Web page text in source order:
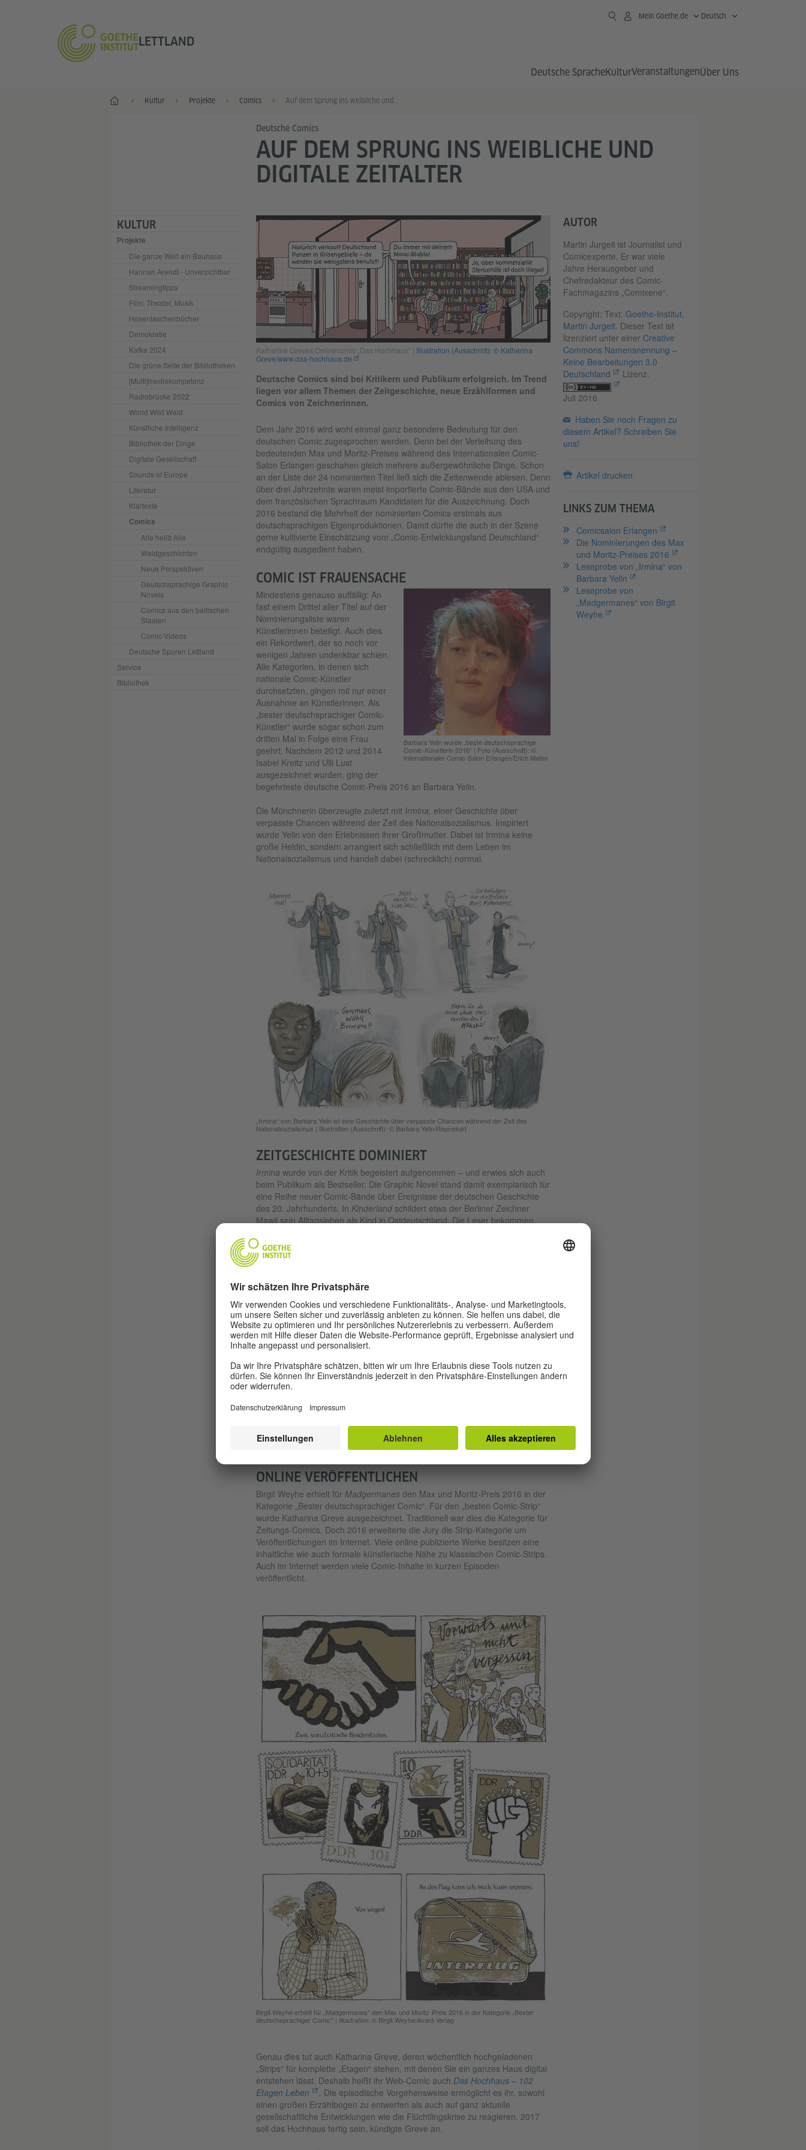
LETTLAND
Mein Goethe.de Deutsch
Deutsche SpracheKulturVeranstaltungenÜber Uns
Start Kultur Projekte Comics Auf dem Sprung ins weibliche und digitale Zeitalter
KULTUR
Projekte
Die ganze Welt ein Bauhaus
Hannah Arendt - Unverzichtbar
Streamingtipps
Film, Theater, Musik
Hosentaschenbücher
Demokratie
Kafka 2024
Die grüne Seite der Bibliotheken
[Multi]mediakompetenz
Radiobrücke 2022
World Wild Wald
Künstliche Intelligenz
Bibliothek der Dinge
Digitale Gesellschaft
Sounds of Europe
Literatur
Klartexte
Comics
Alle heißt Alle
Waldgeschichten
Neue Perspektiven
Deutschsprachige Graphic
Novels
Comics aus den baltischen
Staaten
Comic-Videos
Deutsche Spuren Lettland
Service
Bibliothek
Deutsche Comics
AUF DEM SPRUNG INS WEIBLICHE UND
DIGITALE ZEITALTER
Katharina Greves Onlinecomic „Das Hochhaus“ | Illustration (Ausschnitt): © Katharina
Greve/www.das-hochhaus.de
Deutsche Comics sind bei Kritikern und Publikum erfolgreich. Im Trend
liegen vor allem Themen der Zeitgeschichte, neue Erzählformen und
Comics von Zeichnerinnen.
Dem Jahr 2016 wird wohl einmal ganz besondere Bedeutung für den
deutschen Comic zugesprochen werden. Denn bei der Verleihung des
bedeutenden Max und Moritz-Preises während des Internationalen Comic-
Salon Erlangen geschahen gleich mehrere außergewöhnliche Dinge. Schon
an der Liste der 24 nominierten Titel ließ sich die Zeitenwende ablesen. Denn
über drei Jahrzehnte waren meist importierte Comic-Bände aus den USA und
dem französischen Sprachraum Kandidaten für die Auszeichnung. Doch
2016 bestand die Mehrheit der nominierten Comics erstmals aus
deutschsprachigen Eigenproduktionen. Damit dürfte die auch in der Szene
gerne kultivierte Einschätzung vom „Comic-Entwicklungsland Deutschland“
endgültig ausgedient haben.
COMIC IST FRAUENSACHE
Barbara Yelin wurde „beste deutschsprachige
Comic-Künstlerin 2016“ | Foto (Ausschnitt): ©
Internationaler Comic-Salon Erlangen/Erich Malter
Mindestens genauso auffällig: An
fast einem Drittel aller Titel auf der
Nominierungsliste waren
Künstlerinnen beteiligt. Auch dies
ein Rekordwert, der so noch vor
wenigen Jahren undenkbar schien.
Alle Kategorien, in denen sich
nationale Comic-Künstler
durchsetzten, gingen mit nur einer
Ausnahme an Künstlerinnen. Als
„bester deutschsprachiger Comic-
Künstler“ wurde sogar schon zum
dritten Mal in Folge eine Frau
geehrt. Nachdem 2012 und 2014
Isabel Kreitz und Ulli Lust
ausgezeichnet wurden, ging der
begehrteste deutsche Comic-Preis 2016 an Barbara Yelin.
Die Münchnerin überzeugte zuletzt mit Irmina, einer Geschichte über
verpasste Chancen während der Zeit des Nationalsozialismus. Inspiriert
wurde Yelin von den Erlebnissen ihrer Großmutter. Dabei ist Irmina keine
große Heldin, sondern arrangiert sich schließlich mit dem Leben im
Nationalsozialismus und handelt dabei (schrecklich) normal.
„Irmina“ von Barbara Yelin ist eine Geschichte über verpasste Chancen während der Zeit des
Nationalsozialismus | Illustration (Ausschnitt): © Barbara Yelin/Reprodukt
ZEITGESCHICHTE DOMINIERT
Irmina wurde von der Kritik begeistert aufgenommen – und erwies sich auch
beim Publikum als Bestseller. Die Graphic Novel stand damit exemplarisch für
eine Reihe neuer Comic-Bände über Ereignisse der deutschen Geschichte
des 20. Jahrhunderts. In Kinderlandschildert etwa der Berliner Zeichner
Mawil sein Alltagsleben als Kind in Ostdeutschland. Die Leser bekommen
Mauerfalls.
Madgermanes nennen sich die in
Mosambik angeworbenen Arbeiter,
die in den 1970er-Jahren in die
DDR kamen, aber nach 1990 nicht
durften. Zurück in Afrika fühlten
sich viele der mehreren
Lohnes betrogen. Ein Unrecht, auf
das jetzt eine Comic-Künstlerin die
Aufmerksamkeit lenkt, die selbst in Afrika aufgewachsen ist.
ONLINE VERÖFFENTLICHEN
Birgit Weyhe erhielt für Madgermanesden Max und Moritz-Preis 2016 in der
Kategorie „Bester deutschsprachiger Comic“. Für den „besten Comic-Strip“
wurde Katharina Greve ausgezeichnet. Traditionell war dies die Kategorie für
Zeitungs-Comics. Doch 2016 erweiterte die Jury die Strip-Kategorie um
Veröffentlichungen im Internet. Viele online publizierte Werke besitzen eine
inhaltliche wie auch formale künstlerische Nähe zu klassischen Comic-Strips.
Auch im Internet werden viele Comic-Inhalte in kurzen Episoden
veröffentlicht.
Birgit Weyhe erhielt für „Madgermanes“ den Max und Moritz-Preis 2016 in der Kategorie „Bester
deutschsprachiger Comic” | Illustration: © Birgit Weyhe/Avant-Verlag
Genau dies tut auch Katharina Greve, deren wöchentlich hochgeladenen
„Strips“ für komplette „Etagen“ stehen, mit denen Sie ein ganzes Haus digital
entstehen lässt. Deshalb heißt ihr Web-Comic auch Das Hochhaus – 102
Etagen Leben
. Die episodische Vorgehensweise ermöglicht es ihr, sowohl
einen großen Erzählbogen zu entwerfen als auch auf ganz aktuelle
gesellschaftliche Entwicklungen wie die Flüchtlingskrise zu reagieren. 2017
soll das Hochhaus fertig sein, kündigte Greve an.
AUTOR
Martin Jurgeit ist Journalist und
Comicexperte. Er war viele
Jahre Herausgeber und
Chefredakteur des Comic-
Fachmagazins „Comixene“.
Copyright: Text: Goethe-Institut,
Martin Jurgeit. Dieser Text ist
lizenziert unter einer Creative
Commons Namensnennung –
Keine Bearbeitungen 3.0
Deutschland
Lizenz.
Juli 2016
Haben Sie noch Fragen zu
diesem Artikel? Schreiben Sie
uns!
Artikel drucken
LINKS ZUM THEMA
Comicsalon Erlangen
Die Nominierungen des Max
und Moritz-Preises 2016
Leseprobe von „Irmina“ von
Barbara Yelin
Leseprobe von
„Madgermanes“ von Birgit
Weyhe